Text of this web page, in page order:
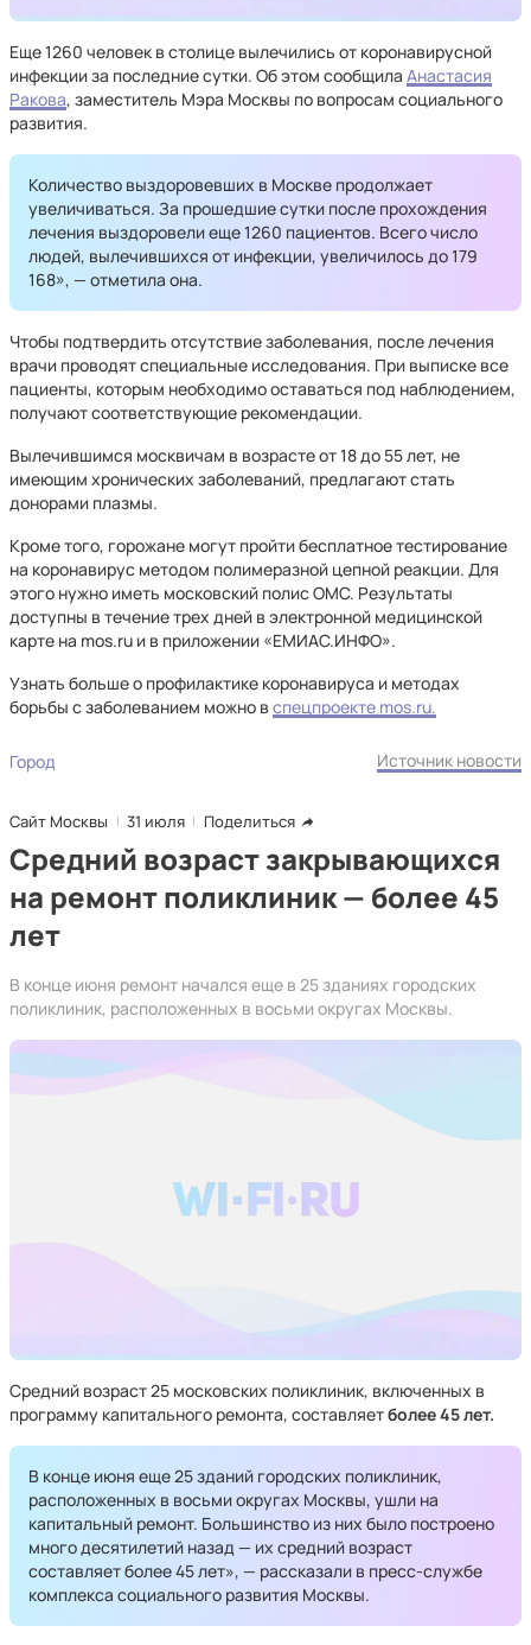
Еще 1260 человек в столице вылечились от коронавирусной
инфекции за последние сутки. Об этом сообщила Анастасия
Ракова, заместитель Мэра Москвы по вопросам социального
развития.
Количество выздоровевших в Москве продолжает
увеличиваться. За прошедшие сутки после прохождения
лечения выздоровели еще 1260 пациентов. Всего число
людей, вылечившихся от инфекции, увеличилось до 179
168», — отметила она.
Чтобы подтвердить отсутствие заболевания, после лечения
врачи проводят специальные исследования. При выписке все
пациенты, которым необходимо оставаться под наблюдением,
получают соответствующие рекомендации.
Вылечившимся москвичам в возрасте от 18 до 55 лет, не
имеющим хронических заболеваний, предлагают стать
донорами плазмы.
Кроме того, горожане могут пройти бесплатное тестирование
на коронавирус методом полимеразной цепной реакции. Для
этого нужно иметь московский полис ОМС. Результаты
доступны в течение трех дней в электронной медицинской
карте на mos.ru и в приложении «ЕМИАС.ИНФО».
Узнать больше о профилактике коронавируса и методах
борьбы с заболеванием можно в спецпроекте mos.ru.
Город Источник новости
Сайт Москвы 31 июля Поделиться
Средний возраст закрывающихся
на ремонт поликлиник — более 45
лет
В конце июня ремонт начался еще в 25 зданиях городских
поликлиник, расположенных в восьми округах Москвы.
Средний возраст 25 московских поликлиник, включенных в
программу капитального ремонта, составляетболее 45 лет.
В конце июня еще 25 зданий городских поликлиник,
расположенных в восьми округах Москвы, ушли на
капитальный ремонт. Большинство из них было построено
много десятилетий назад — их средний возраст
составляет более 45 лет», — рассказали в пресс-службе
комплекса социального развития Москвы.